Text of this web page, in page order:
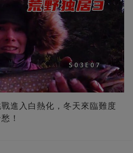
進入白熱化，冬天來臨難度
！